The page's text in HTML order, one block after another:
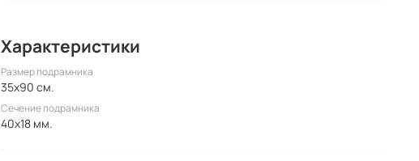
Характеристики
Размер подрамника
35x90 см.
Сечение подрамника
40x18 мм.